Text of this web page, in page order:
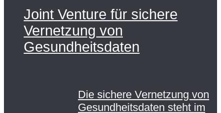
Joint Venture für sichere
Vernetzung von
Gesundheitsdaten
Die sichere Vernetzung von
Gesundheitsdaten steht im